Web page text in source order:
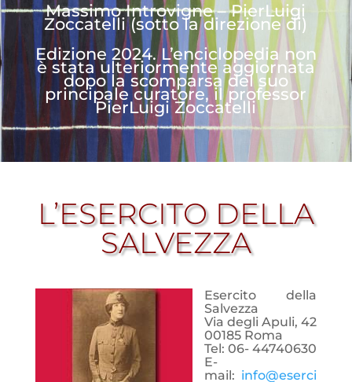
Massimo Introvigne – PierLuigi
Zoccatelli (sotto la direzione di)
Edizione 2024. L’enciclopedia non
è stata ulteriormente aggiornata
dopo la scomparsa del suo
principale curatore, il professor
PierLuigi Zoccatelli
L’ESERCITO DELLA
SALVEZZA
Esercito della
Salvezza
Via degli Apuli, 42
00185 Roma
Tel: 06- 44740630
E-
mail: info@eserci